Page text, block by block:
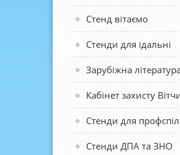
Стенд вітаємо
Стенди для їдальні
Зарубіжна
Кабінет захисту
Стенди для
Стенди ДПА та ЗНО